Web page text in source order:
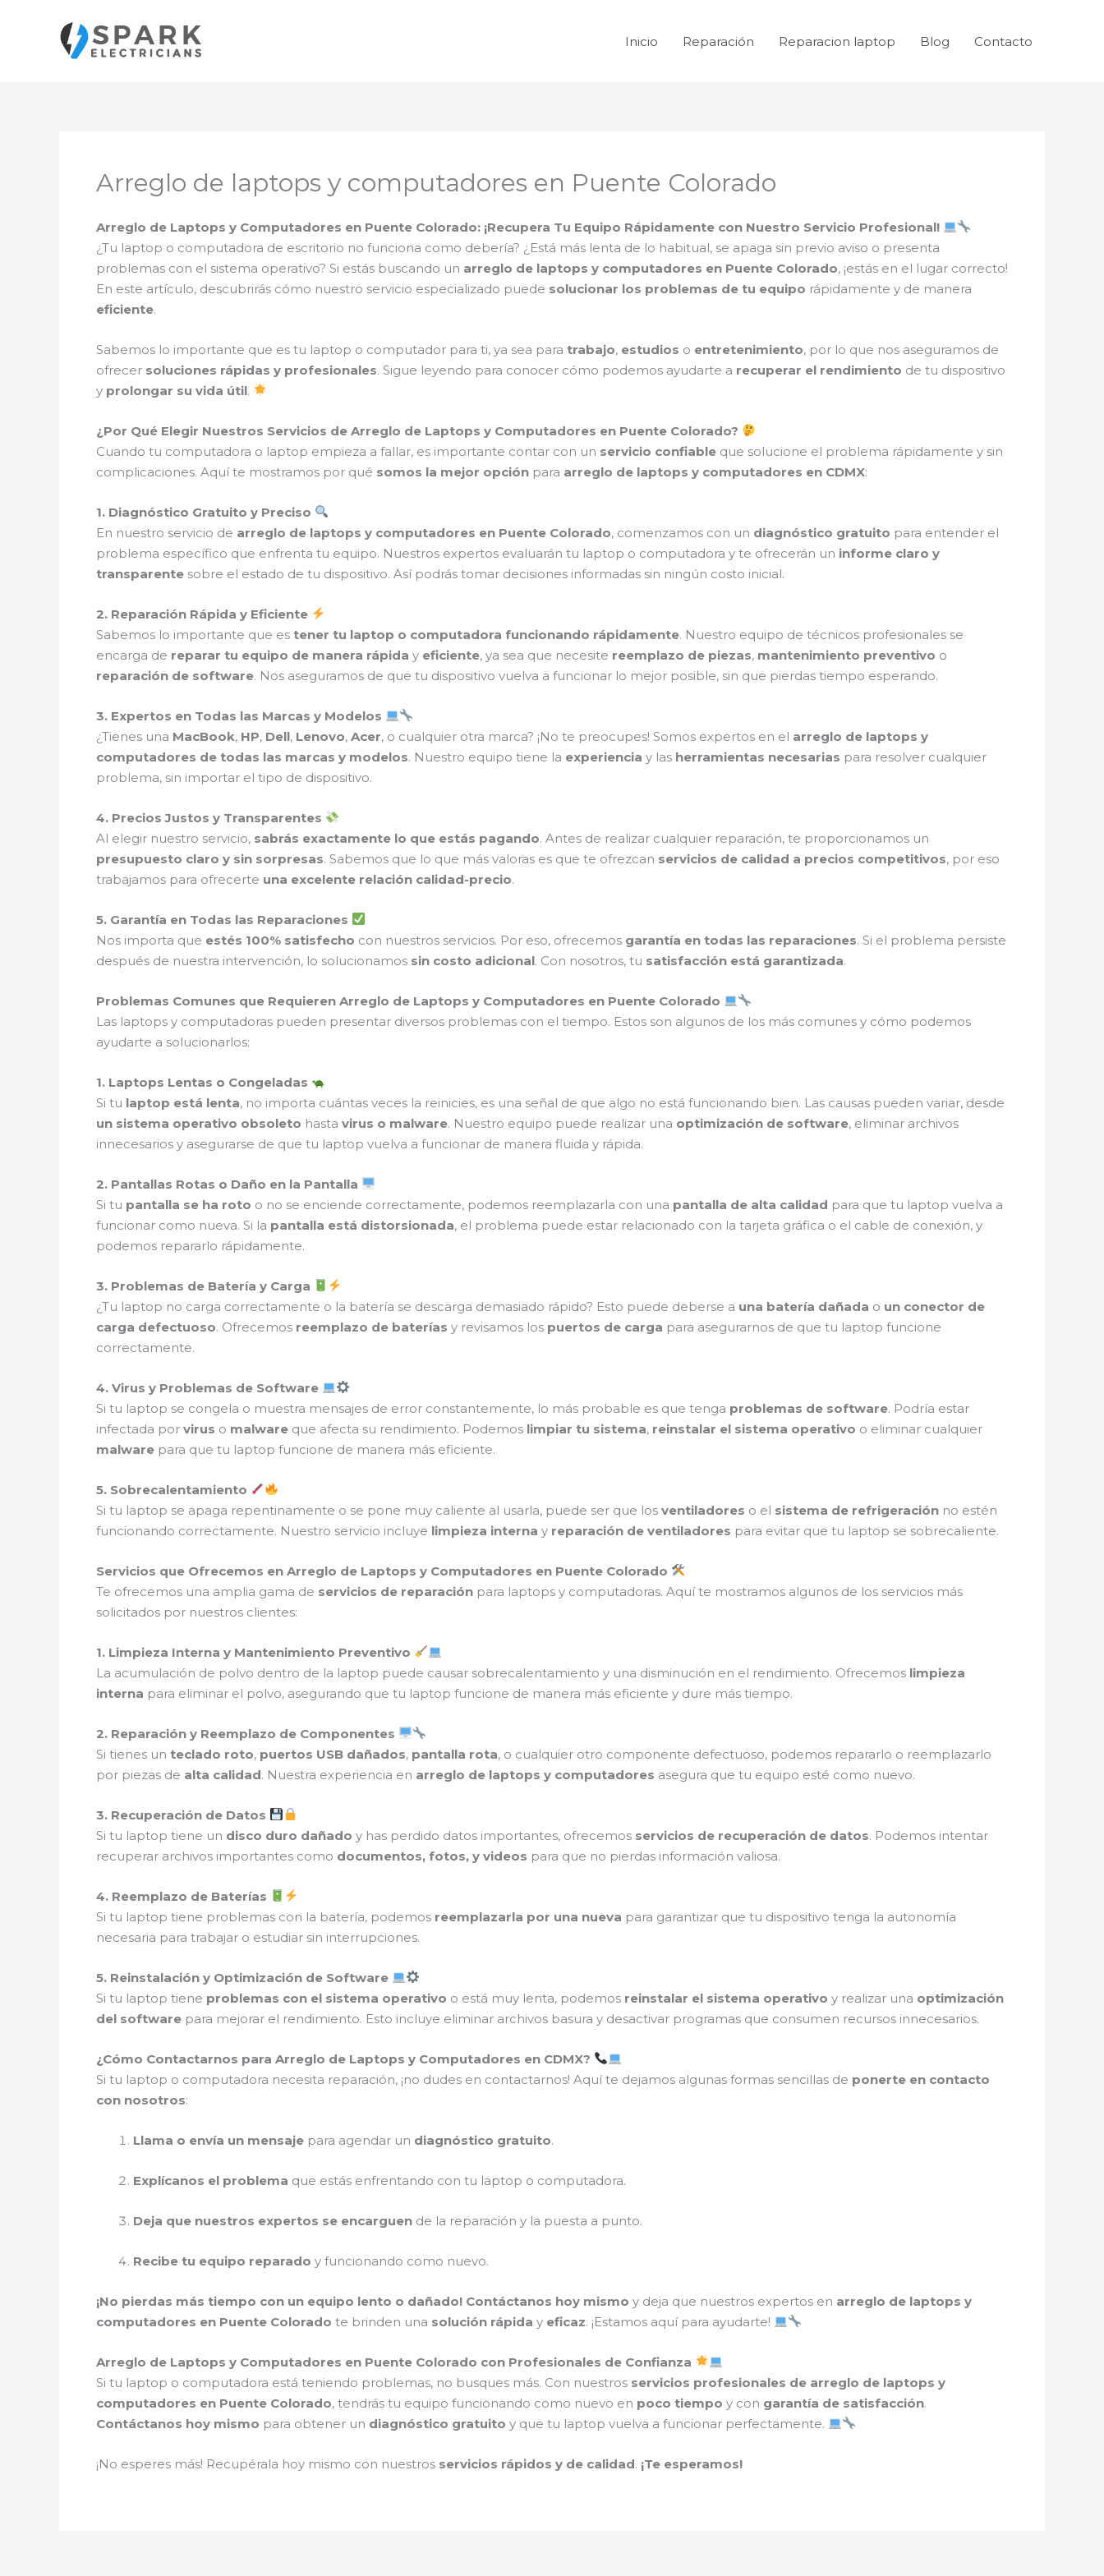
contenido
Inicio Reparación Reparacion laptop Blog Contacto
Arreglo de laptops y computadores en Puente Colorado
Arreglo de Laptops y Computadores en Puente Colorado: ¡Recupera Tu Equipo Rápidamente con Nuestro Servicio Profesional!
¿Tu laptop o computadora de escritorio no funciona como debería? ¿Está más lenta de lo habitual, se apaga sin previo aviso o presenta
problemas con el sistema operativo? Si estás buscando un arreglo de laptops y computadores en Puente Colorado, ¡estás en el lugar correcto!
En este artículo, descubrirás cómo nuestro servicio especializado puede solucionar los problemas de tu equipo rápidamente y de manera
eficiente.
Sabemos lo importante que es tu laptop o computador para ti, ya sea para trabajo, estudios o entretenimiento, por lo que nos aseguramos de
ofrecer soluciones rápidas y profesionales. Sigue leyendo para conocer cómo podemos ayudarte a recuperar el rendimiento de tu dispositivo
y prolongar su vida útil.
¿Por Qué Elegir Nuestros Servicios de Arreglo de Laptops y Computadores en Puente Colorado?
Cuando tu computadora o laptop empieza a fallar, es importante contar con un servicio confiable que solucione el problema rápidamente y sin
complicaciones. Aquí te mostramos por qué somos la mejor opción para arreglo de laptops y computadores en CDMX:
1. Diagnóstico Gratuito y Preciso
En nuestro servicio de arreglo de laptops y computadores en Puente Colorado, comenzamos con un diagnóstico gratuito para entender el
problema específico que enfrenta tu equipo. Nuestros expertos evaluarán tu laptop o computadora y te ofrecerán un informe claro y
transparente sobre el estado de tu dispositivo. Así podrás tomar decisiones informadas sin ningún costo inicial.
2. Reparación Rápida y Eficiente
Sabemos lo importante que es tener tu laptop o computadora funcionando rápidamente. Nuestro equipo de técnicos profesionales se
encarga de reparar tu equipo de manera rápida y eficiente, ya sea que necesite reemplazo de piezas, mantenimiento preventivo o
reparación de software. Nos aseguramos de que tu dispositivo vuelva a funcionar lo mejor posible, sin que pierdas tiempo esperando.
3. Expertos en Todas las Marcas y Modelos
¿Tienes una MacBook, HP, Dell, Lenovo, Acer, o cualquier otra marca? ¡No te preocupes! Somos expertos en el arreglo de laptops y
computadores de todas las marcas y modelos. Nuestro equipo tiene la experiencia y las herramientas necesarias para resolver cualquier
problema, sin importar el tipo de dispositivo.
4. Precios Justos y Transparentes
Al elegir nuestro servicio, sabrás exactamente lo que estás pagando. Antes de realizar cualquier reparación, te proporcionamos un
presupuesto claro y sin sorpresas. Sabemos que lo que más valoras es que te ofrezcan servicios de calidad a precios competitivos, por eso
trabajamos para ofrecerte una excelente relación calidad-precio.
5. Garantía en Todas las Reparaciones
Nos importa que estés 100% satisfecho con nuestros servicios. Por eso, ofrecemos garantía en todas las reparaciones. Si el problema persiste
después de nuestra intervención, lo solucionamos sin costo adicional. Con nosotros, tu satisfacción está garantizada.
Problemas Comunes que Requieren Arreglo de Laptops y Computadores en Puente Colorado
Las laptops y computadoras pueden presentar diversos problemas con el tiempo. Estos son algunos de los más comunes y cómo podemos
ayudarte a solucionarlos:
1. Laptops Lentas o Congeladas
Si tu laptop está lenta, no importa cuántas veces la reinicies, es una señal de que algo no está funcionando bien. Las causas pueden variar, desde
un sistema operativo obsoleto hasta virus o malware. Nuestro equipo puede realizar una optimización de software, eliminar archivos
innecesarios y asegurarse de que tu laptop vuelva a funcionar de manera fluida y rápida.
2. Pantallas Rotas o Daño en la Pantalla
Si tu pantalla se ha roto o no se enciende correctamente, podemos reemplazarla con una pantalla de alta calidad para que tu laptop vuelva a
funcionar como nueva. Si la pantalla está distorsionada, el problema puede estar relacionado con la tarjeta gráfica o el cable de conexión, y
podemos repararlo rápidamente.
3. Problemas de Batería y Carga
¿Tu laptop no carga correctamente o la batería se descarga demasiado rápido? Esto puede deberse a una batería dañada o un conector de
carga defectuoso. Ofrecemos reemplazo de baterías y revisamos los puertos de carga para asegurarnos de que tu laptop funcione
correctamente.
4. Virus y Problemas de Software
Si tu laptop se congela o muestra mensajes de error constantemente, lo más probable es que tenga problemas de software. Podría estar
infectada por virus o malware que afecta su rendimiento. Podemos limpiar tu sistema, reinstalar el sistema operativo o eliminar cualquier
malware para que tu laptop funcione de manera más eficiente.
5. Sobrecalentamiento
Si tu laptop se apaga repentinamente o se pone muy caliente al usarla, puede ser que los ventiladores o el sistema de refrigeración no estén
funcionando correctamente. Nuestro servicio incluye limpieza interna y reparación de ventiladores para evitar que tu laptop se sobrecaliente.
Servicios que Ofrecemos en Arreglo de Laptops y Computadores en Puente Colorado
Te ofrecemos una amplia gama de servicios de reparación para laptops y computadoras. Aquí te mostramos algunos de los servicios más
solicitados por nuestros clientes:
1. Limpieza Interna y Mantenimiento Preventivo
La acumulación de polvo dentro de la laptop puede causar sobrecalentamiento y una disminución en el rendimiento. Ofrecemos limpieza
interna para eliminar el polvo, asegurando que tu laptop funcione de manera más eficiente y dure más tiempo.
2. Reparación y Reemplazo de Componentes
Si tienes un teclado roto, puertos USB dañados, pantalla rota, o cualquier otro componente defectuoso, podemos repararlo o reemplazarlo
por piezas de alta calidad. Nuestra experiencia en arreglo de laptops y computadores asegura que tu equipo esté como nuevo.
3. Recuperación de Datos
Si tu laptop tiene un disco duro dañado y has perdido datos importantes, ofrecemos servicios de recuperación de datos. Podemos intentar
recuperar archivos importantes como documentos, fotos, y videos para que no pierdas información valiosa.
4. Reemplazo de Baterías
Si tu laptop tiene problemas con la batería, podemos reemplazarla por una nueva para garantizar que tu dispositivo tenga la autonomía
necesaria para trabajar o estudiar sin interrupciones.
5. Reinstalación y Optimización de Software
Si tu laptop tiene problemas con el sistema operativo o está muy lenta, podemos reinstalar el sistema operativo y realizar una optimización
del software para mejorar el rendimiento. Esto incluye eliminar archivos basura y desactivar programas que consumen recursos innecesarios.
¿Cómo Contactarnos para Arreglo de Laptops y Computadores en CDMX?
Si tu laptop o computadora necesita reparación, ¡no dudes en contactarnos! Aquí te dejamos algunas formas sencillas de ponerte en contacto
con nosotros:
Llama o envía un mensaje para agendar un diagnóstico gratuito.
Explícanos el problema que estás enfrentando con tu laptop o computadora.
Deja que nuestros expertos se encarguen de la reparación y la puesta a punto.
Recibe tu equipo reparado y funcionando como nuevo.
¡No pierdas más tiempo con un equipo lento o dañado! Contáctanos hoy mismo y deja que nuestros expertos en arreglo de laptops y
computadores en Puente Colorado te brinden una solución rápida y eficaz. ¡Estamos aquí para ayudarte!
Arreglo de Laptops y Computadores en Puente Colorado con Profesionales de Confianza
Si tu laptop o computadora está teniendo problemas, no busques más. Con nuestros servicios profesionales de arreglo de laptops y
computadores en Puente Colorado, tendrás tu equipo funcionando como nuevo en poco tiempo y con garantía de satisfacción.
Contáctanos hoy mismo para obtener un diagnóstico gratuito y que tu laptop vuelva a funcionar perfectamente.
¡No esperes más! Recupérala hoy mismo con nuestros servicios rápidos y de calidad. ¡Te esperamos!